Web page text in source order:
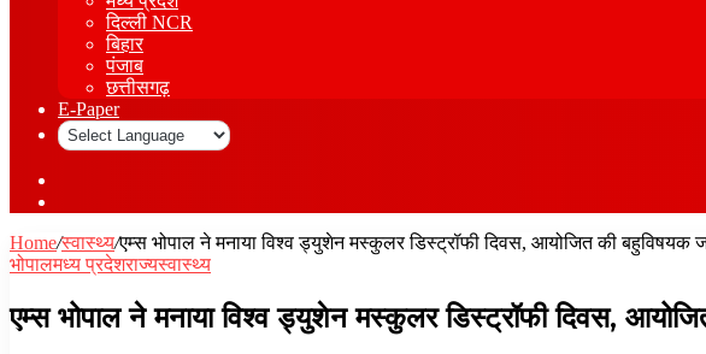
दिल्ली NCR
बिहार
पंजाब
छत्तीसगढ़
E-Paper
Home/स्वास्थ्य/एम्स भोपाल ने मनाया विश्व ड्युशेन मस्कुलर डिस्ट्रॉफी दिवस, आयोजित की बहुविषयक
भोपालमध्य प्रदेशराज्यस्वास्थ्य
एम्स भोपाल ने मनाया विश्व ड्युशेन मस्कुलर डिस्ट्रॉफी दिवस,